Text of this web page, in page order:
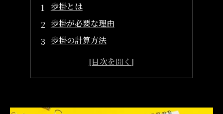
歩掛とは
歩掛が必要な理由
歩掛の計算方法
歩掛を活用するメリット
顧客との信頼関係の構築に繋がる